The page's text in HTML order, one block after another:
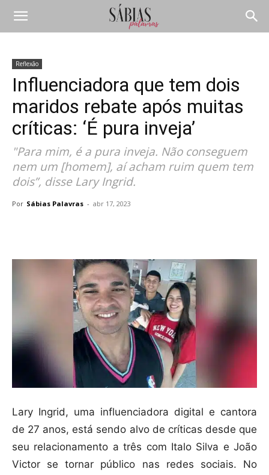
Reflexão
Influenciadora que tem dois
maridos rebate após muitas
críticas: ‘É pura inveja’
"Para mim, é a pura inveja. Não conseguem
nem um [homem], aí acham ruim quem tem
dois”, disse Lary Ingrid.
Por Sábias Palavras - abr 17, 2023
Lary Ingrid, uma influenciadora digital e cantora
de 27 anos, está sendo alvo de críticas desde que
seu relacionamento a três com Italo Silva e João
Victor se tornar público nas redes sociais. No